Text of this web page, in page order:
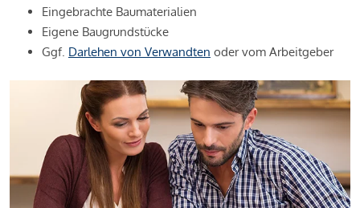
Eingebrachte Baumaterialien
Eigene Baugrundstücke
Ggf. Darlehen von Verwandten oder vom Arbeitgeber